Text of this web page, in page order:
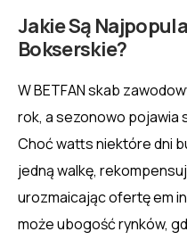
Jakie Są
Bokserskie?
W BETFAN skab
rok, a sezonowo pojawia
Choć watts niektóre dni
jedną walkę,
urozmaicając ofertę em
może ubogość rynków,